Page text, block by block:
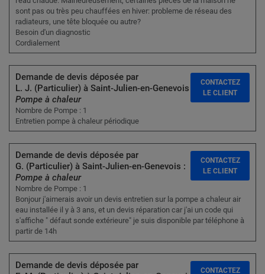
sont pas ou très peu chauffées en hiver: probleme de réseau des
radiateurs, une tête bloquée ou autre?
Besoin d'un diagnostic
Cordialement
Demande de devis déposée par
L. J. (Particulier) à Saint-Julien-en-Genevois :
Pompe à chaleur
Nombre de Pompe : 1
Entretien pompe à chaleur périodique
CONTACTEZ
LE CLIENT
Demande de devis déposée par
G. (Particulier) à Saint-Julien-en-Genevois :
Pompe à chaleur
Nombre de Pompe : 1
Bonjour j'aimerais avoir un devis entretien sur la pompe a chaleur air
eau installée il y à 3 ans, et un devis réparation car j'ai un code qui
s'affiche " défaut sonde extérieure" je suis disponible par téléphone à
partir de 14h
CONTACTEZ
LE CLIENT
Demande de devis déposée par
CONTACTEZ